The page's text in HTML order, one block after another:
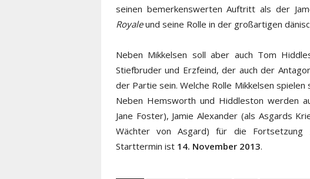
seinen bemerkenswerten Auftritt als der
Royaleund seine Rolle in der großartigen
Neben Mikkelsen soll aber auch Tom
Stiefbruder und Erzfeind, der auch der
der Partie sein. Welche Rolle Mikkelsen
Neben Hemsworth und Hiddleston werden
Jane Foster), Jamie Alexander (als Asgards
Wächter von Asgard) für die Fortsetzung
Starttermin ist 14. November 2013.